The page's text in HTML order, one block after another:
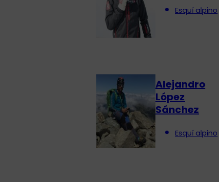
Esquí alpino
Alejandro
López
Sánchez
Esquí alpino